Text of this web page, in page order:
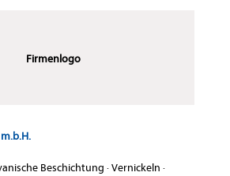
Firmenlogo
Beschichtung ·Vernickeln ·